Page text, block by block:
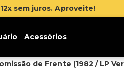
Acessórios
de Frente (1982 / LP